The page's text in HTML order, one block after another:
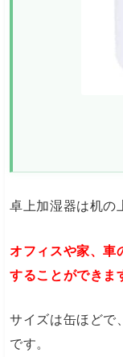
卓上加湿器は机の
オフィスや家、車
することができま
サイズは缶ほどで
です。